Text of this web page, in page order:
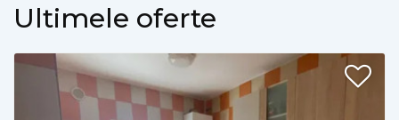
Ultimele oferte